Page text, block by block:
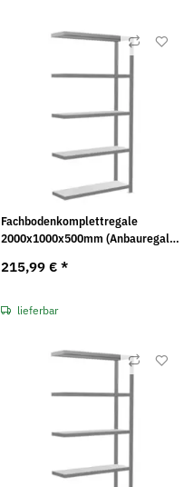
Fachbodenkomplettregale
2000x1000x500mm (Anbauregal)
215,99 € *
lieferbar